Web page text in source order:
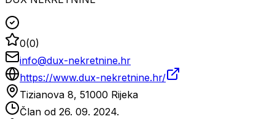
0(0)
info@dux-nekretnine.hr
https://www.dux-nekretnine.hr/
Tizianova 8, 51000 Rijeka
Član od 26. 09. 2024.